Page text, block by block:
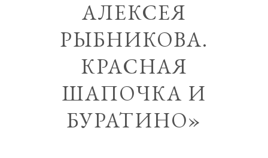
АЛЕКСЕЯ
РЫБНИКОВА.
КРАСНАЯ
ШАПОЧКА И
БУРАТИНО»